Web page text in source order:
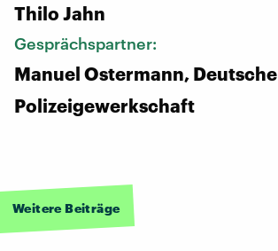
Thilo Jahn
Gesprächspartner:
Manuel Ostermann, Deutsche
Polizeigewerkschaft
Weitere Beiträge